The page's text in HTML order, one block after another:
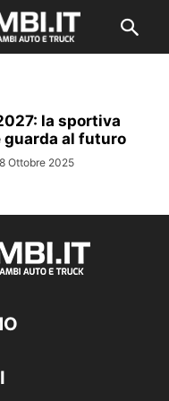
la sportiva
guarda al futuro
Ottobre 2025